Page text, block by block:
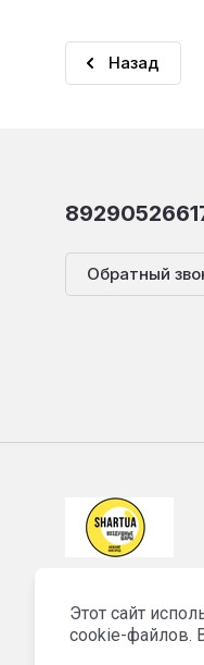
Назад
Обратный
© 2018 - 2026
Этот сайт
cookie-файлов.